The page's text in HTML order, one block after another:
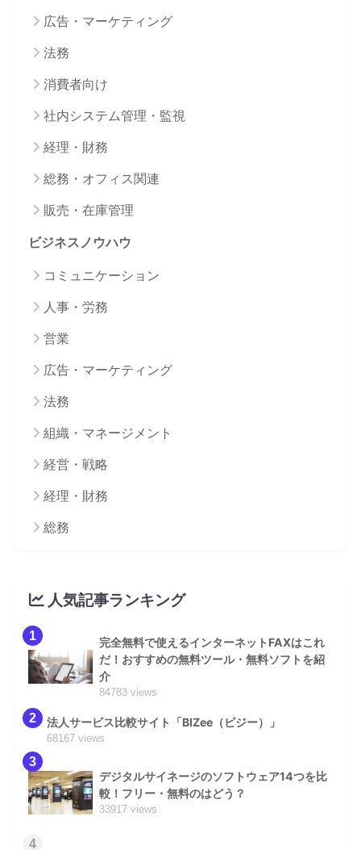
広告・マーケティング
法務
消費者向け
社内システム管理・監視
経理・財務
総務・オフィス関連
販売・在庫管理
ビジネスノウハウ
コミュニケーション
人事・労務
営業
広告・マーケティング
法務
組織・マネージメント
経営・戦略
経理・財務
総務
人気記事ランキング
1
完全無料で使えるインターネットFAXはこれ
だ！おすすめの無料ツール・無料ソフトを紹
介
84783 views
2 法人サービス比較サイト「BIZee（ビジー）」
68167 views
3
デジタルサイネージのソフトウェア14つを比
較！フリー・無料のはどう？
33917 views
4